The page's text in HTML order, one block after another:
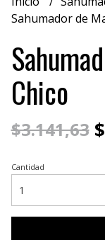
Sahumador de
Chico
$3.141,63
Cantidad